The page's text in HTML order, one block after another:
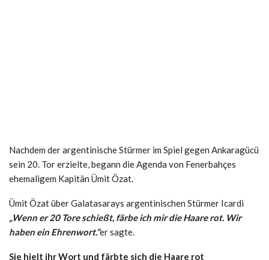
Nachdem der argentinische Stürmer im Spiel gegen Ankaragücü
sein 20. Tor erzielte, begann die Agenda von Fenerbahçes
ehemaligem Kapitän Ümit Özat.
Ümit Özat über Galatasarays argentinischen Stürmer Icardi
„Wenn er 20 Tore schießt, färbe ich mir die Haare rot. Wir
haben ein Ehrenwort.“er sagte.
Sie hielt ihr Wort und färbte sich die Haare rot